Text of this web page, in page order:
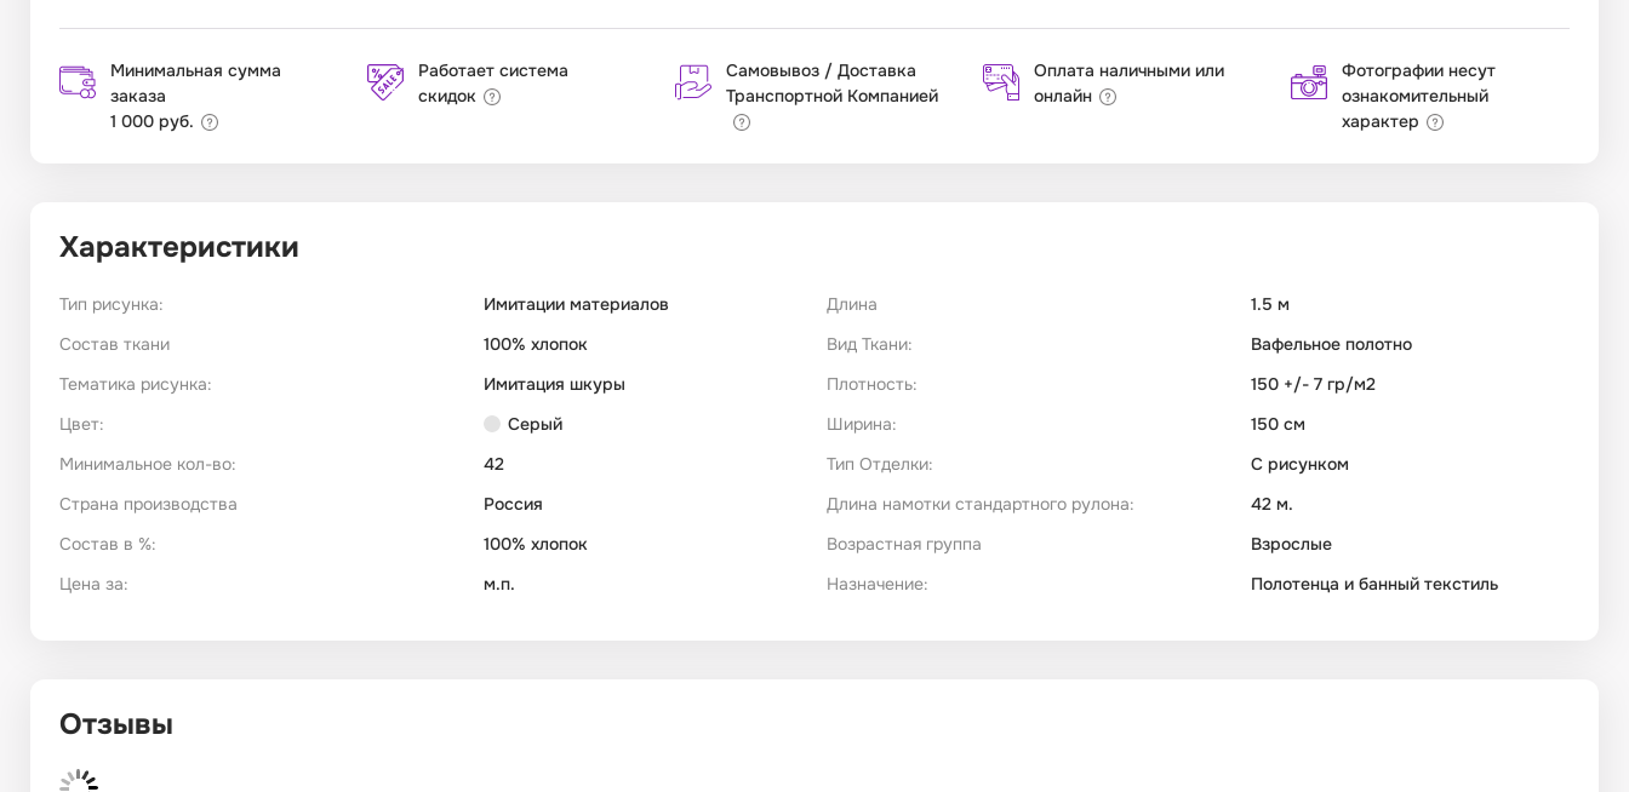
Минимальная сумма
заказа
1 000 руб.
Работает система
скидок
Самовывоз / Доставка
Транспортной Компанией
Оплата наличными или
онлайн
Фотографии несут
ознакомительный
характер
Характеристики
Тип рисунка:
Имитации материалов
Состав ткани
100% хлопок
Тематика рисунка:
Имитация шкуры
Цвет:
Серый
Минимальное кол-во:
42
Страна производства
Россия
Состав в %:
100% хлопок
Цена за:
м.п.
Длина
1.5 м
Вид Ткани:
Вафельное полотно
Плотность:
150 +/- 7 гр/м2
Ширина:
150 см
Тип Отделки:
С рисунком
Длина намотки стандартного рулона:
42 м.
Возрастная группа
Взрослые
Назначение:
Полотенца и банный текстиль
Отзывы